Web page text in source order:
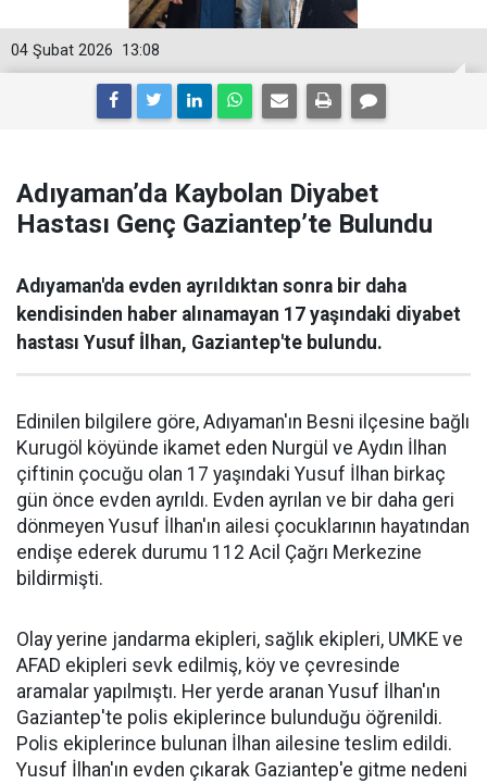
13:08
04 Şubat 2026
Adıyaman’da Kaybolan Diyabet
Hastası Genç Gaziantep’te Bulundu
Adıyaman'da evden ayrıldıktan sonra bir daha
kendisinden haber alınamayan 17 yaşındaki diyabet
hastası Yusuf İlhan, Gaziantep'te bulundu.
Edinilen bilgilere göre, Adıyaman'ın Besni ilçesine bağlı
Kurugöl köyünde ikamet eden Nurgül ve Aydın İlhan
çiftinin çocuğu olan 17 yaşındaki Yusuf İlhan birkaç
gün önce evden ayrıldı. Evden ayrılan ve bir daha geri
dönmeyen Yusuf İlhan'ın ailesi çocuklarının hayatından
endişe ederek durumu 112 Acil Çağrı Merkezine
bildirmişti.
Olay yerine jandarma ekipleri, sağlık ekipleri, UMKE ve
AFAD ekipleri sevk edilmiş, köy ve çevresinde
aramalar yapılmıştı. Her yerde aranan Yusuf İlhan'ın
Gaziantep'te polis ekiplerince bulunduğu öğrenildi.
Polis ekiplerince bulunan İlhan ailesine teslim edildi.
Yusuf İlhan'ın evden çıkarak Gaziantep'e gitme nedeni